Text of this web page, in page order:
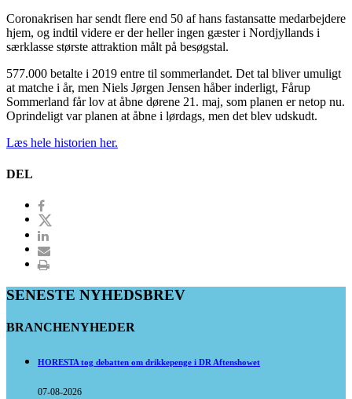
Coronakrisen har sendt flere end 50 af hans fastansatte medarbejdere
hjem, og indtil videre er der heller ingen gæster i Nordjyllands i
særklasse største attraktion målt på besøgstal.
577.000 betalte i 2019 entre til sommerlandet. Det tal bliver umuligt
at matche i år, men Niels Jørgen Jensen håber inderligt, Fårup
Sommerland får lov at åbne dørene 21. maj, som planen er netop nu.
Oprindeligt var planen at åbne i lørdags, men det blev udskudt.
Læs hele historien her.
DEL
SENESTE NYHEDSBREV
BRANCHENYHEDER
HORESTA tog debatten om drikkepenge i DR Aftenshowet
07-08-2026